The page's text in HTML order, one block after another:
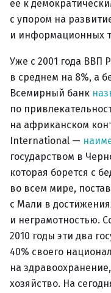
ее к
с упором на
и информационных
Уже с 2001 года ВВП
в среднем на 8%, а
Всемирный банк
по
на африканском
International —
государством в
которая борется с
во всем мире,
с Мали в
и неграмотностью.
2010 годы эти два
40% своего
на
хозяйство. На